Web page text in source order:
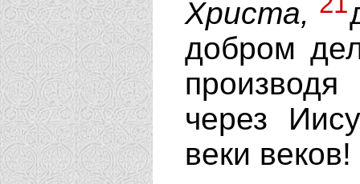
Христа,
добром
через
веки